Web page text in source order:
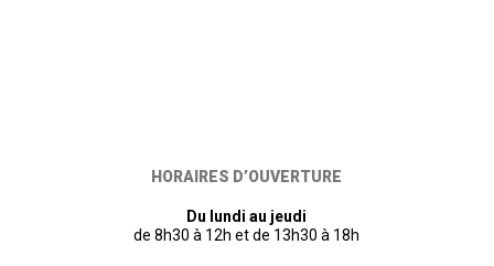
HORAIRES D’OUVERTURE
Du lundi au jeudi
de 8h30 à 12h et de 13h30 à 18h